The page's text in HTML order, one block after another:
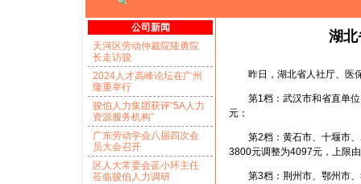
公司新闻
天河区劳动仲裁院陆勇院
长走访骏
2024人才高峰论坛在广州
隆重举行
骏伯人力集团获评“5A人力
资源服务机构”
广东劳动学会八届四次会
员大会召开
区人大常委会蓝小环主任
莅临骏伯人力调研
湖北
昨日，湖北省人社厅、医保
第1档：武汉市和省直单位
元；
第2档：黄石市、十堰市、
3800元调整为4097元，上限
第3档：荆州市、鄂州市、